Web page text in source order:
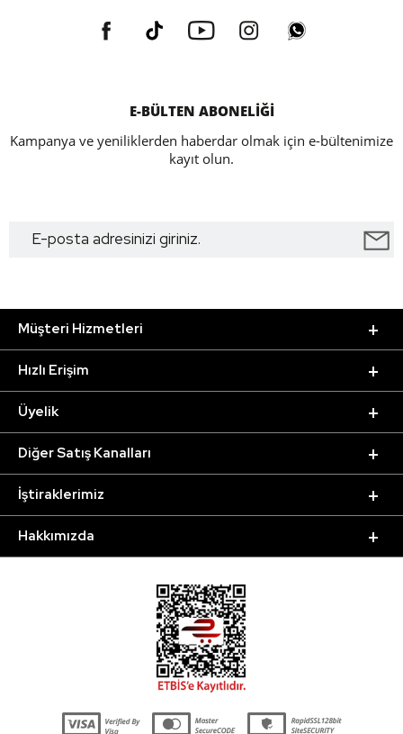
E-BÜLTEN ABONELİĞİ
Kampanya ve yeniliklerden haberdar olmak için e-bültenimize
kayıt olun.
Müşteri Hizmetleri
Hızlı Erişim
Üyelik
Diğer Satış Kanalları
İştiraklerimiz
Hakkımızda